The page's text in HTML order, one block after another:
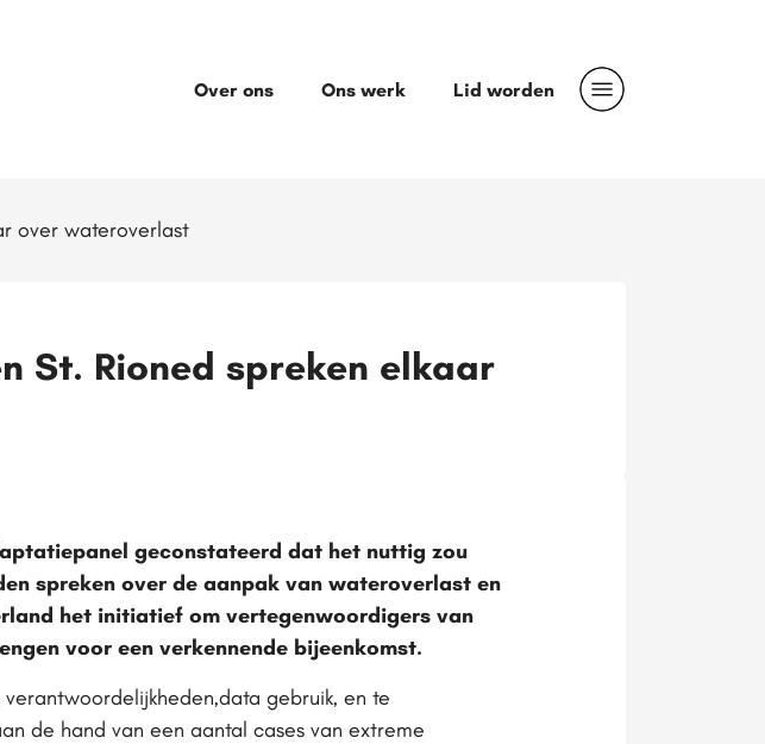
Over ons Ons werk Lid worden
over wateroverlast
St. Rioned spreken elkaar
geconstateerd dat het nuttig zou
spreken over de aanpak van wateroverlast en
het initiatief om vertegenwoordigers van
voor een verkennende bijeenkomst.
gebruik, en te
de hand van een aantal cases van extreme